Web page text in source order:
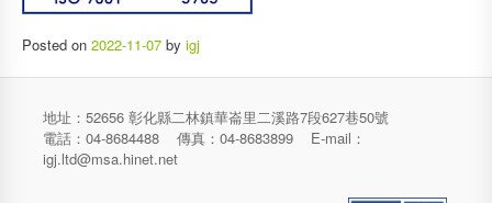
Posted on 2022-11-07 by igj
地址：52656 彰化縣二林鎮華崙里二溪路7段627巷50號
電話：04-8684488 傳真：04-8683899 E-mail：
igj.ltd@msa.hinet.net